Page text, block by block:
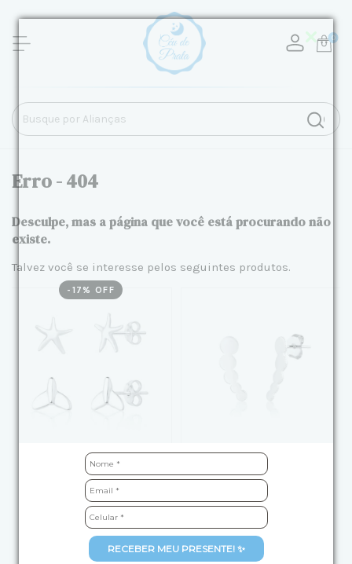
RECEBER MEU PRESENTE! ✨
0
Erro - 404
Desculpe, mas a página que você está procurando não
existe.
Talvez você se interesse pelos seguintes produtos.
- 17 % OFF
Kit Brinco de Prata
Estrela do Mar e Cauda
de Sereia
R$119,90por
R$99,00
Brinco de Prata
Círculos Crescentes
R$69,90
3 xdeR$23,30